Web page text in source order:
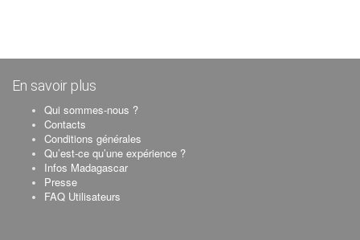
En savoir plus
Qui sommes-nous ?
Contacts
Conditions générales
Qu’est-ce qu’une expérience ?
Infos Madagascar
Presse
FAQ Utilisateurs